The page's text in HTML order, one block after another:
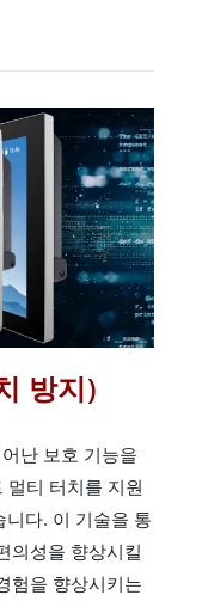
방지)
난 보호 기능을
멀티 터치를 지원
다. 이 기술을 통
의성을 향상시킬
험을 향상시키는